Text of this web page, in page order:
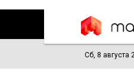
Сб, 8 августа